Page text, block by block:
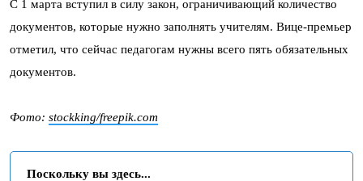
С 1 марта вступил в силу закон, ограничивающий количество
документов, которые нужно заполнять учителям. Вице-премьер
отметил, что сейчас педагогам нужны всего пять обязательных
документов.
Фото: stockking/freepik.com
Поскольку вы здесь...